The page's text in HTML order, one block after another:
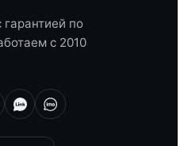
гарантией по
с 2010